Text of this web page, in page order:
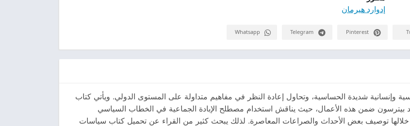
إدوارد هيرمان
Pinterest
Telegram
Whatsapp
وإنسانية شديدة الحساسية، وتحاول إعادة النظر في مفاهيم متداولة على المستوى الدولي. ويأتي كتاب
بيترسون ضمن هذه الأعمال، حيث يناقش استخدام مصطلح الإبادة الجماعية في الخطاب السياسي
خلالها توصيف بعض الأحداث والصراعات المعاصرة. لذلك يبحث كثير من القراء عن تحميل كتاب سياسات